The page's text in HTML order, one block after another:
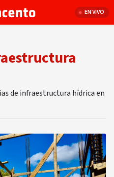
EN VIVO
de infraestructura hídrica en